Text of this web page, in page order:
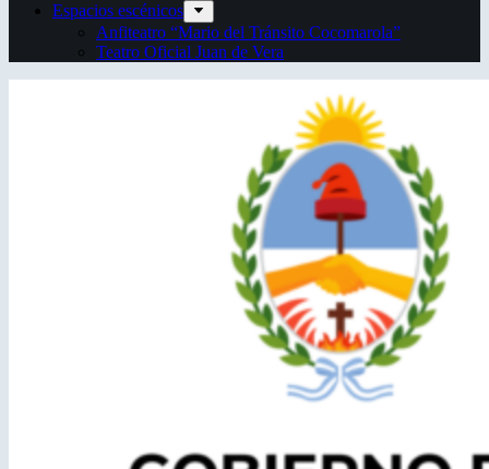
Espacios escénicos
Anfiteatro “Mario del Tránsito Cocomarola”
Teatro Oficial Juan de Vera